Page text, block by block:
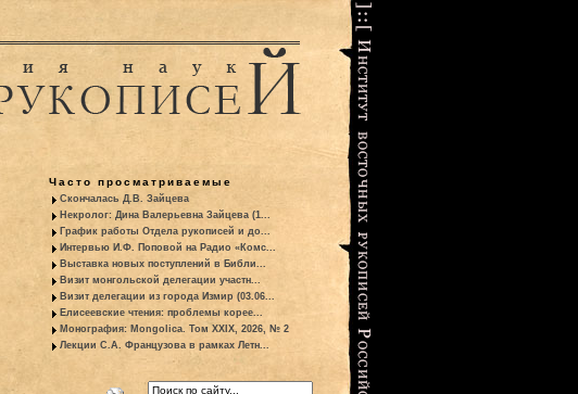
Часто просматриваемые
Скончалась Д.В. Зайцева
Некролог: Дина Валерьевна Зайцева (1...
График работы Отдела рукописей и до...
Интервью И.Ф. Поповой на Радио «Комс...
Выставка новых поступлений в Библи...
Визит монгольской делегации участн...
Визит делегации из города Измир (03.06...
Елисеевские чтения: проблемы корее...
Монография: Mongolica. Том XXIX, 2026, № 2
Лекции С.А. Французова в рамках Летн...